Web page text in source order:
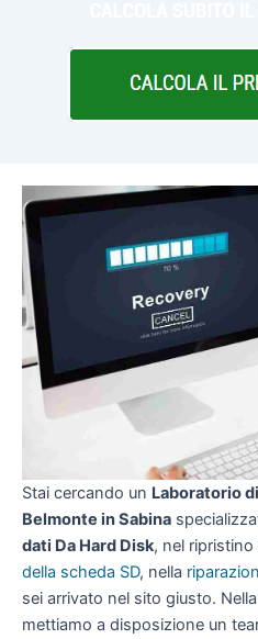
Stai cercando un Laboratorio
Belmonte in Sabina
dati Da Hard Disk, nel ripristino
della scheda SD, nella
sei arrivato nel sito giusto.
mettiamo a disposizione un